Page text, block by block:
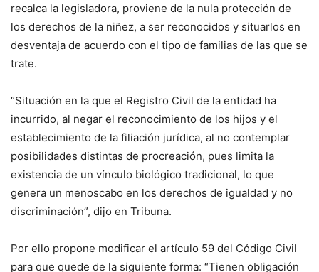
recalca la legisladora, proviene de la nula protección de
los derechos de la niñez, a ser reconocidos y situarlos en
desventaja de acuerdo con el tipo de familias de las que se
trate.
“Situación en la que el Registro Civil de la entidad ha
incurrido, al negar el reconocimiento de los hijos y el
establecimiento de la filiación jurídica, al no contemplar
posibilidades distintas de procreación, pues limita la
existencia de un vínculo biológico tradicional, lo que
genera un menoscabo en los derechos de igualdad y no
discriminación”, dijo en Tribuna.
Por ello propone modificar el artículo 59 del Código Civil
para que quede de la siguiente forma: “Tienen obligación